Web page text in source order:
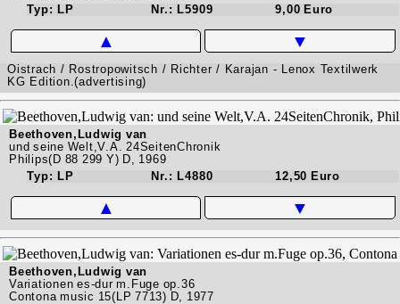
Typ: LP
Nr.: L5909 9,00 Euro
▲ ▼
Oistrach / Rostropowitsch / Richter / Karajan - Lenox Textilwerk
KG Edition.(advertising)
Beethoven,Ludwig van
und seine Welt,V.A. 24SeitenChronik
Philips(D 88 299 Y) D, 1969
Typ: LP
Nr.: L4880 12,50 Euro
▲ ▼
Beethoven,Ludwig van
Variationen es-dur m.Fuge op.36
Contona music 15(LP 7713) D, 1977